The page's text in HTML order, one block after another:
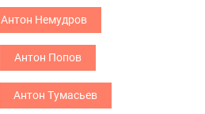
Антон Немудров
Антон Попов
Антон Тумасьев